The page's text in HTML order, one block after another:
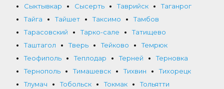
Сыктывкар
Сысерть Таврийск
Таганрог
Тайга
Тайшет Таксимо
Тамбов
Тарасовский
Тарко-сале
Татищево
Таштагол
Тверь Тейково
Темрюк
Теофиполь
Теплодар Терней
Терновка
Тернополь
Тимашевск Тихвин
Тихорецк
Тлумач
Тобольск Токмак
Тольятти